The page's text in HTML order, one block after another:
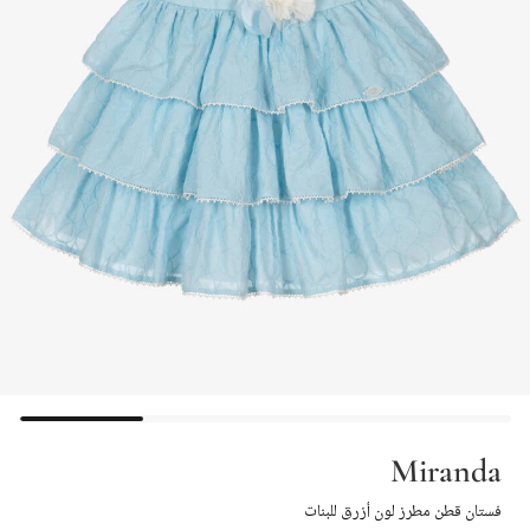
Miranda
فستان قطن مطرز لون أزرق للبنات